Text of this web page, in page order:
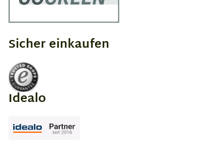
Sicher einkaufen
Idealo